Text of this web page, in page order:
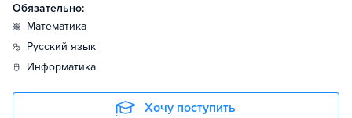
Обязательно:
математика
русский язык
информатика
Хочу поступить